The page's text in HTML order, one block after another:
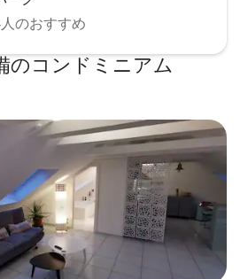
のおすすめ
のコンドミニアム